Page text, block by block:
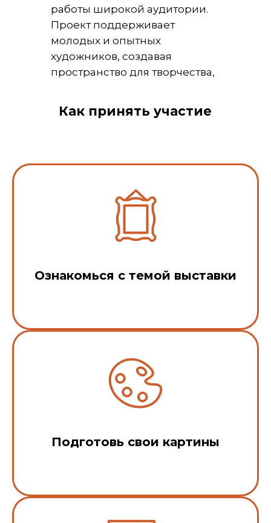
работы широкой аудитории.
Проект поддерживает
молодых и опытных
художников, создавая
пространство для творчества,
диалога между искусством и
зрителями.
Как принять участие
Ознакомься с темой выставки
Подготовь свои картины